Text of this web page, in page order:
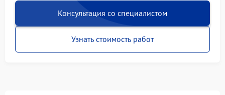
Консультация со специалистом
Узнать стоимость работ